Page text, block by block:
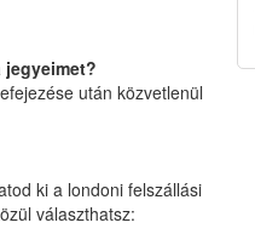
jegyeimet?
után közvetlenül
ki a londoni felszállási
választhatsz: